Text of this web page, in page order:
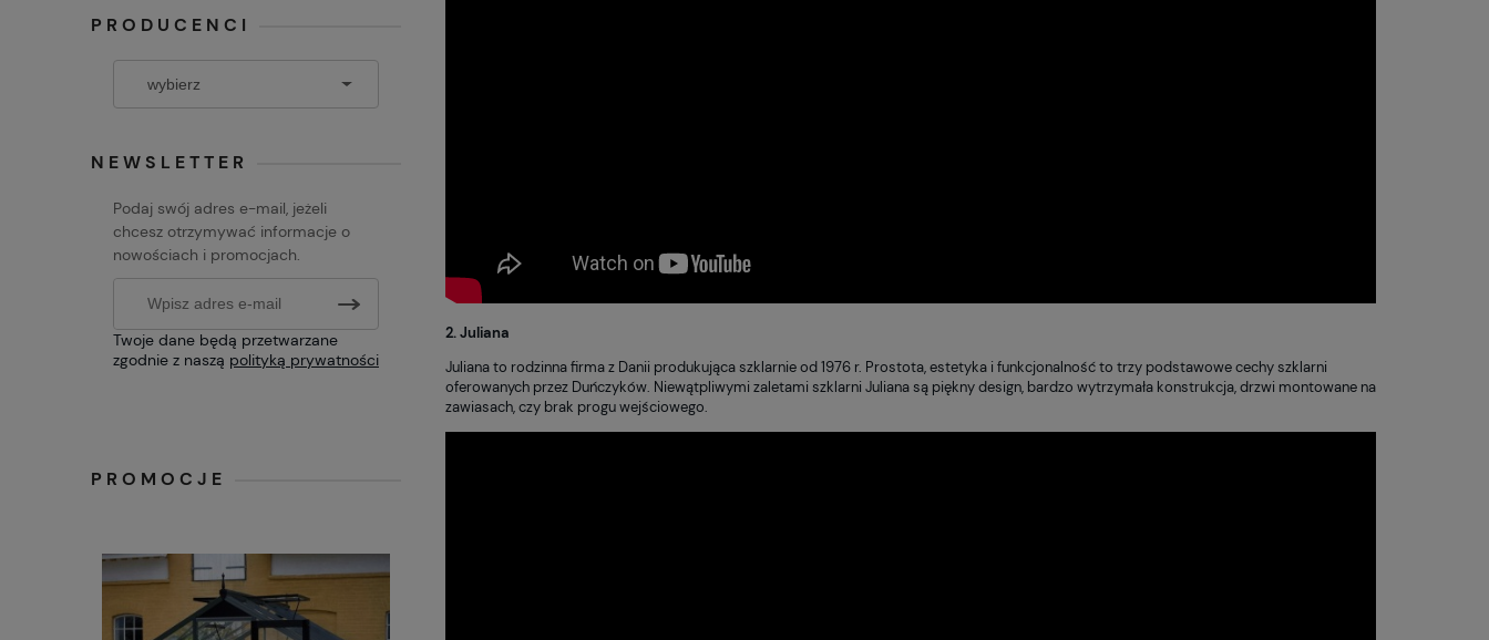
PRODUCENCI
NEWSLETTER
Podaj swój adres e-mail, jeżeli
chcesz otrzymywać informacje o
nowościach i promocjach.
Twoje dane będą przetwarzane
zgodnie z naszą polityką prywatności
PROMOCJE
2. Juliana
Juliana to rodzinna firma z Danii produkująca szklarnie od 1976 r. Prostota, estetyka i funkcjonalność to trzy podstawowe cechy szklarni
oferowanych przez Duńczyków. Niewątpliwymi zaletami szklarni Juliana są piękny design, bardzo wytrzymała konstrukcja, drzwi montowane na
zawiasach, czy brak progu wejściowego.